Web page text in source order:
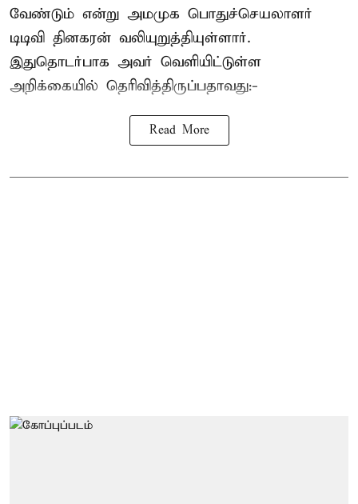
வேண்டும் என்று அமமுக பொதுச்செயலாளர்
டிடிவி தினகரன் வலியுறுத்தியுள்ளார்.
இதுதொடர்பாக அவர் வெளியிட்டுள்ள
அறிக்கையில் தெரிவித்திருப்பதாவது:-
Read More